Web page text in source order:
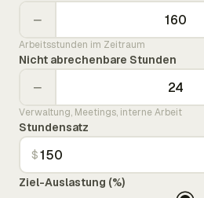
−
Arbeitsstunden im Zeitraum
Nicht abrechenbare Stunden
−
Verwaltung, Meetings, interne Arbeit
Stundensatz
$
Ziel-Auslastung (%)